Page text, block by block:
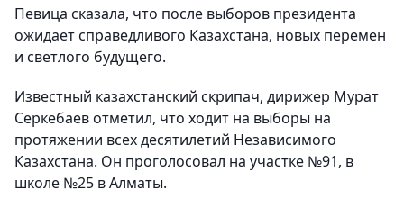
Певица сказала, что после выборов президента
ожидает справедливого Казахстана, новых перемен
и светлого будущего.
Известный казахстанский скрипач, дирижер Мурат
Серкебаев отметил, что ходит на выборы на
протяжении всех десятилетий Независимого
Казахстана. Он проголосовал на участке №91, в
школе №25 в Алматы.